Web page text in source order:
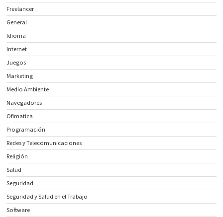
Freelancer
General
Idioma
Internet
Juegos
Marketing
Medio Ambiente
Navegadores
Ofimatica
Programación
Redes y Telecomunicaciones
Religión
Salud
Seguridad
Seguridad y Salud en el Trabajo
Software